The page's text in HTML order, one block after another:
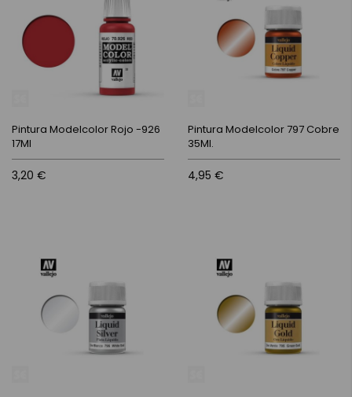
Pintura Modelcolor Rojo -926
17Ml
3,20 €
Pintura Modelcolor 797 Cobre
35Ml.
4,95 €